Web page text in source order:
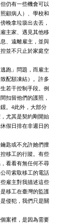
仍有一些機會可以
顧病人）、學校和
晚拿垃圾出去丟，
主家、遇見其他移
、遠離雇主，並與
並不只止於家庭空
跑」問題，而雇主
配額凍結）。許多
若干控制手段。例
扣留他們的護照，
。4此外，大部分
尤其是契約剛開始
假日排在非週日的
匙或不允許她們擅
移工的行蹤。有些
看看有無任何不尋
司索取移工的電話
雇主對我描述這些
移工在臺灣的監護
侵犯，我們只是關
案裡，是因為需要